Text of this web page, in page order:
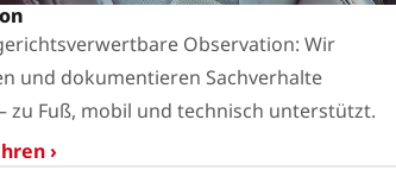
Observation: Wir
und dokumentieren Sachverhalte
zu Fuß, mobil und technisch unterstützt.
›